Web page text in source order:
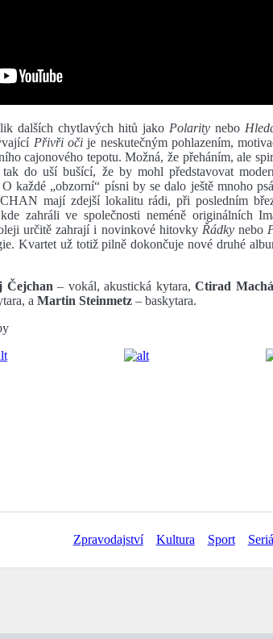
dalších chytlavých hitů jakoPolaritynebo
Přivři očije neskutečným pohlazením,
cajonového tepotu. Možná, že přeháním, ale
do uší bušící, že by mohl představovat
každé „obzorní“ písni by se dalo ještě mnoho
mají zdejší lokalitu rádi, při posledním
zahráli ve společnosti neméně originálních
určitě zahrají i novinkové hitovky Řádkynebo
Kvartet už totiž pilně dokončuje nové druhé
Čejchan– vokál, akustická kytara,Ctirad
a Martin Steinmetz – baskytara.
Zpravodajství Kultura Sport